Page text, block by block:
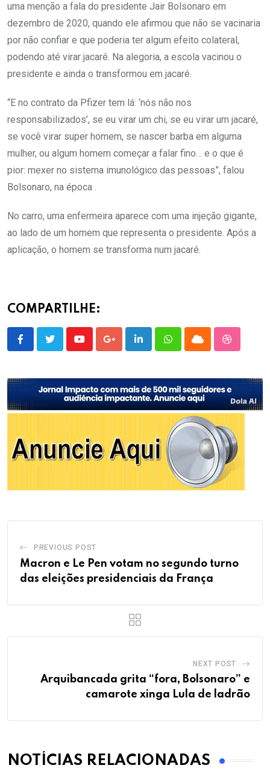
uma menção a fala do presidente Jair Bolsonaro em
dezembro de 2020, quando ele afirmou que não se vacinaria
por não confiar e que poderia ter algum efeito colateral,
podendo até virar jacaré. Na alegoria, a escola vacinou o
presidente e ainda o transformou em jacaré.
“E no contrato da Pfizer tem lá: ‘nós não nos
responsabilizados’, se eu virar um chi, se eu virar um jacaré,
se você virar super homem, se nascer barba em alguma
mulher, ou algum homem começar a falar fino… e o que é
pior: mexer no sistema imunológico das pessoas”, falou
Bolsonaro, na época .
No carro, uma enfermeira aparece com uma injeção gigante,
ao lado de um homem que representa o presidente. Após a
aplicação, o homem se transforma num jacaré.
COMPARTILHE:
YoutubeGoogle+LinkedInWhatsappCloud
PREVIOUS POST
Macron e Le Pen votam no segundo turno
das eleições presidenciais da França
NEXT POST
Arquibancada grita “fora, Bolsonaro” e
camarote xinga Lula de ladrão
NOTÍCIAS RELACIONADAS